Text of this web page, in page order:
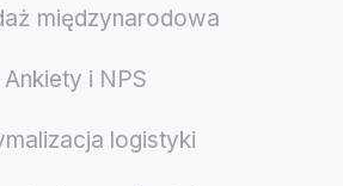
międzynarodowa
Ankiety i NPS
logistyki